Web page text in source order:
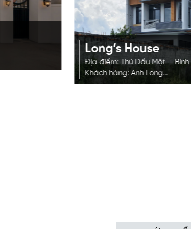
Long’s House
Địa điểm: Thủ Dầu Một – Bình
Khách hàng: Anh Long
Phong cách: Tropical